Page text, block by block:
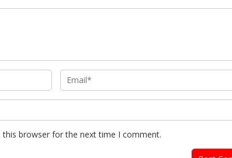
this browser for the next time I comment.